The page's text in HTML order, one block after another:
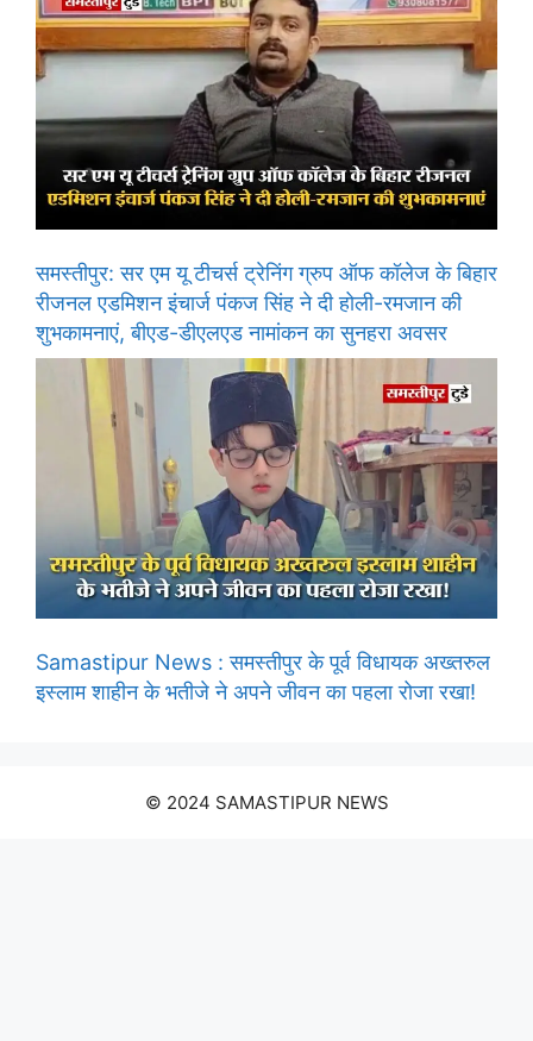
समस्तीपुर: सर एम यू टीचर्स ट्रेनिंग ग्रुप ऑफ कॉलेज के बिहार
रीजनल एडमिशन इंचार्ज पंकज सिंह ने दी होली-रमजान की
शुभकामनाएं, बीएड-डीएलएड नामांकन का सुनहरा अवसर
Samastipur News : समस्तीपुर के पूर्व विधायक अख्तरुल
इस्लाम शाहीन के भतीजे ने अपने जीवन का पहला रोजा रखा!
© 2024 SAMASTIPUR NEWS